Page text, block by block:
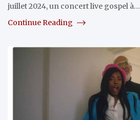
juillet 2024, un concert live gospel à…
Continue Reading